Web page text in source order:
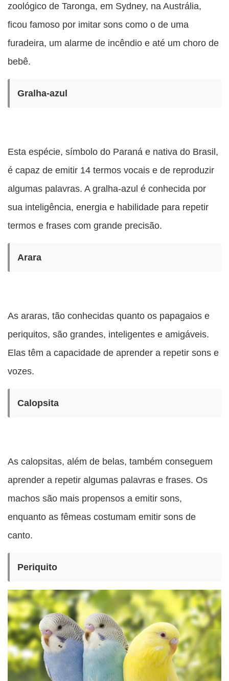
zoológico de Taronga, em Sydney, na Austrália,
ficou famoso por imitar sons como o de uma
furadeira, um alarme de incêndio e até um choro de
bebê.
Gralha-azul
Esta espécie, símbolo do Paraná e nativa do Brasil,
é capaz de emitir 14 termos vocais e de reproduzir
algumas palavras. A gralha-azul é conhecida por
sua inteligência, energia e habilidade para repetir
termos e frases com grande precisão.
Arara
As araras, tão conhecidas quanto os papagaios e
periquitos, são grandes, inteligentes e amigáveis.
Elas têm a capacidade de aprender a repetir sons e
vozes.
Calopsita
As calopsitas, além de belas, também conseguem
aprender a repetir algumas palavras e frases. Os
machos são mais propensos a emitir sons,
enquanto as fêmeas costumam emitir sons de
canto.
Periquito